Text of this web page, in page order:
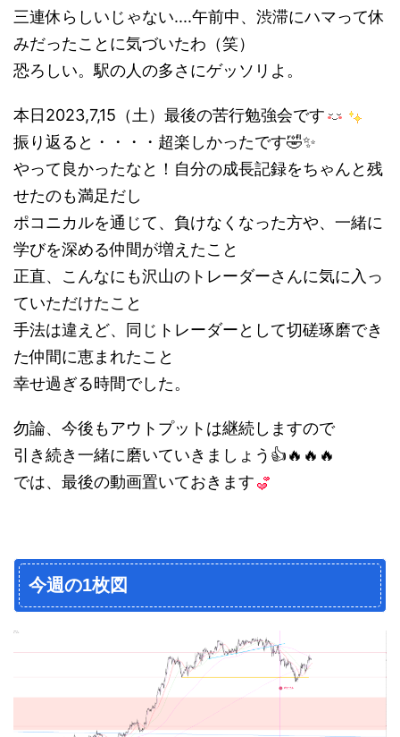
三連休らしいじゃない....午前中、渋滞にハマって休
みだったことに気づいたわ（笑）
恐ろしい。駅の人の多さにゲッソリよ。
本日2023,7,15（土）最後の苦行勉強会です
振り返ると・・・・超楽しかったです🤣✨
やって良かったなと！自分の成長記録をちゃんと残
せたのも満足だし
ポコニカルを通じて、負けなくなった方や、一緒に
学びを深める仲間が増えたこと
正直、こんなにも沢山のトレーダーさんに気に入っ
ていただけたこと
手法は違えど、同じトレーダーとして切磋琢磨でき
た仲間に恵まれたこと
幸せ過ぎる時間でした。
勿論、今後もアウトプットは継続しますので
引き続き一緒に磨いていきましょう👍🔥🔥🔥
では、最後の動画置いておきます
今週の1枚図